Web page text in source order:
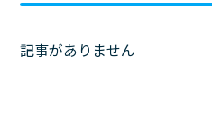
記事がありません